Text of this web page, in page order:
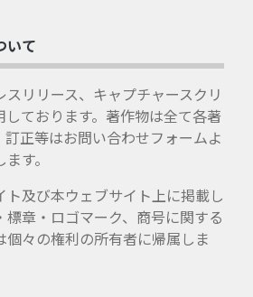
いて
スリリース、キャプチャースクリ
ております。著作物は全て各著
正等はお問い合わせフォームよ
す。
ト及び本ウェブサイト上に掲載し
標章・ロゴマーク、商号に関する
々の権利の所有者に帰属しま